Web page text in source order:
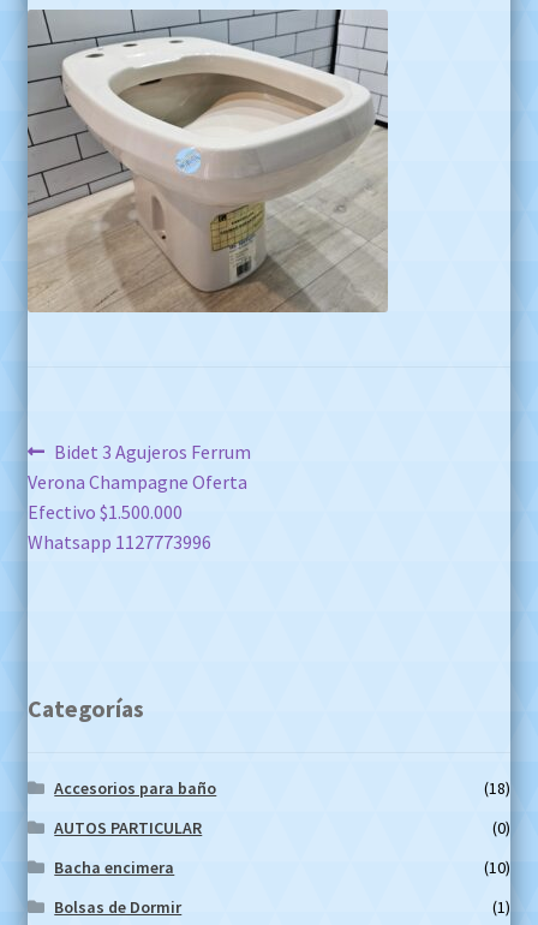
Navegación
de
entradas
Anterior:
Bidet 3 Agujeros Ferrum
Verona Champagne Oferta
Efectivo $1.500.000
Whatsapp 1127773996
Categorías
Accesorios para baño
(18)
AUTOS PARTICULAR
(0)
Bacha encimera
(10)
Bolsas de Dormir
(1)